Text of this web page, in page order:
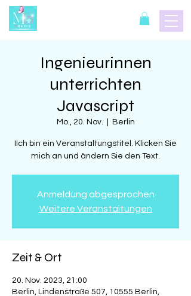
Ingenieurinnen
unterrichten
Javascript
Mo., 20. Nov. Berlin
IIch bin ein Veranstaltungstitel. Klicken Sie
mich an und ändern Sie den Text.
Anmeldung abgesprochen
Weitere Veranstaltungen
Zeit & Ort
20. Nov. 2023, 21:00
Berlin, Lindenstraße 507, 10555 Berlin,